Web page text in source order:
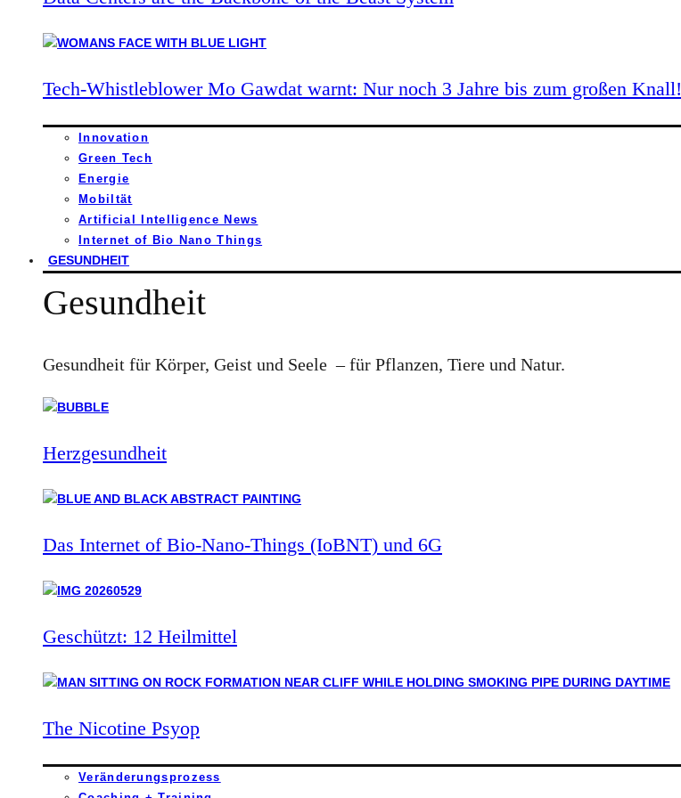
Tech-Whistleblower Mo Gawdat warnt: Nur noch 3 Jahre bis zum großen Knall!
Innovation
Green Tech
Energie
Mobiltät
Artificial Intelligence News
Internet of Bio Nano Things
GESUNDHEIT
Gesundheit
Gesundheit für Körper, Geist und Seele – für Pflanzen, Tiere und Natur.
Herzgesundheit
Das Internet of Bio-Nano-Things (IoBNT) und 6G
Geschützt: 12 Heilmittel
The Nicotine Psyop
Veränderungsprozess